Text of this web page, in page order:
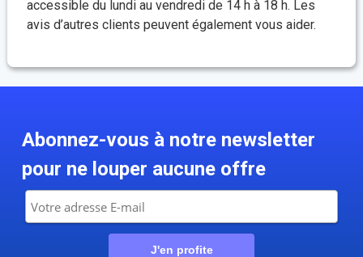
accessible du lundi au vendredi de 14 h à 18 h. Les
avis d’autres clients peuvent également vous aider.
Abonnez-vous à notre newsletter
pour ne louper aucune offre